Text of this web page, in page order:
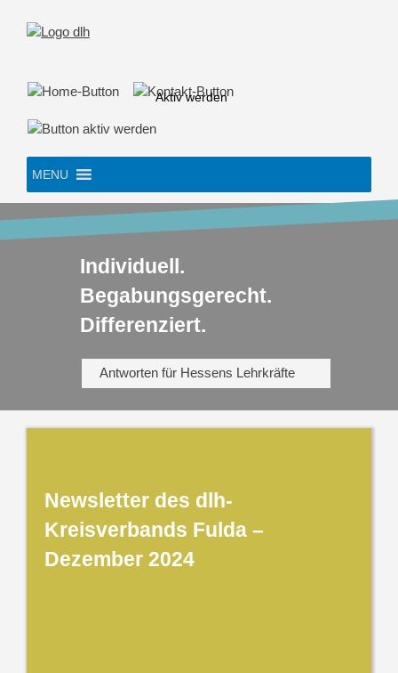
Aktiv werden
MENU
Individuell.
Begabungsgerecht.
Differenziert.
Antworten für Hessens Lehrkräfte
Newsletter des dlh-
Kreisverbands Fulda –
Dezember 2024